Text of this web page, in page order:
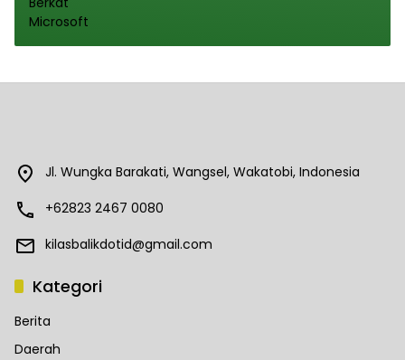
Jl. Wungka Barakati, Wangsel, Wakatobi, Indonesia
+62823 2467 0080
kilasbalikdotid@gmail.com
Kategori
Berita
Daerah